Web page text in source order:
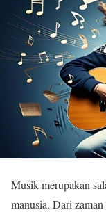
Musik merupakan
manusia. Dari